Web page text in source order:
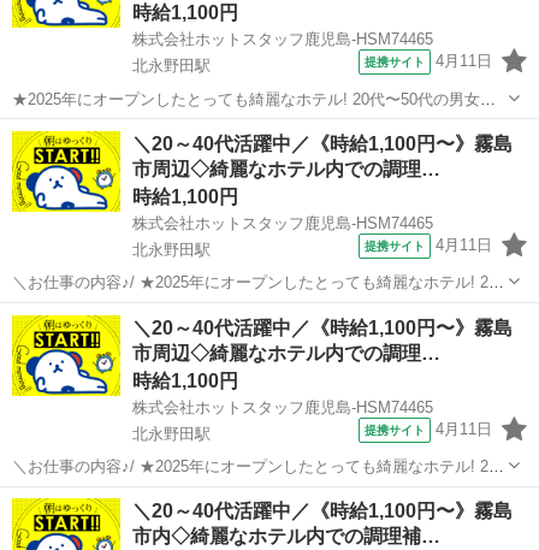
時給1,100円
株式会社ホットスタッフ鹿児島-HSM74465
北永野田駅
提携サイト 4月11日
★2025年にオープンしたとっても綺麗なホテル! 20代〜50代の男女ス
タッフさんが大ご活躍中です◎ 家事の延長でも働けちゃうので未経験
の方も安心です♪ ───────────────────── 入社前に職場見学へ
も参...
鹿児島 北永野田駅 キッチン
＼20～40代活躍中／《時給1,100円〜》霧島
市周辺◇綺麗なホテル内での調理…
時給1,100円
株式会社ホットスタッフ鹿児島-HSM74465
北永野田駅
提携サイト 4月11日
＼お仕事の内容♪/ ★2025年にオープンしたとっても綺麗なホテル! 20
代〜50代の男女スタッフさんが大活躍中です◎ 家事の延長でも働けち
ゃうので未経験の方も歓迎中♪ 入社前に職場見学へも行けちゃいます♪
少しでも気に...
鹿児島 北永野田駅 キッチン
＼20～40代活躍中／《時給1,100円〜》霧島
市周辺◇綺麗なホテル内での調理…
時給1,100円
株式会社ホットスタッフ鹿児島-HSM74465
北永野田駅
提携サイト 4月11日
＼お仕事の内容♪/ ★2025年にオープンしたとっても綺麗なホテル! 20
代〜50代の男女スタッフさんが大活躍中です◎ 家事の延長でも働けち
ゃうので未経験の方も歓迎中♪ 入社前に職場見学へも行けちゃいます♪
少しでも気に...
鹿児島 北永野田駅 キッチン
＼20～40代活躍中／《時給1,100円〜》霧島
市内◇綺麗なホテル内での調理補…